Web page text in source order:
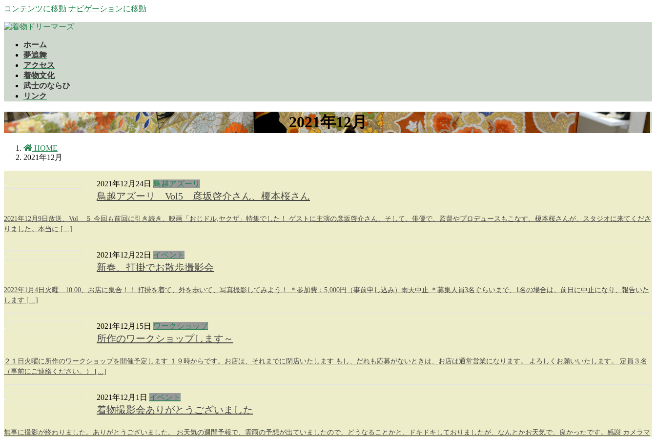
コンテンツに移動 ナビゲーションに移動
ホーム
夢追舞
アクセス
着物文化
武士のならひ
リンク
2021年12月
HOME
2021年12月
2021年12月24日 鳥越アズーリ
鳥越アズーリ Vol5 彦坂啓介さん、榎本桜さん
2021年12月9日放送、Vol ５ 今回も前回に引き続き、映画「おじドル,ヤクザ」特集でした！ ゲストに主演の彦坂啓介さん、そして、俳優で、監督やプロデュースもこなす、榎本桜さんが、スタジオに来てくださ
りました。本当に […]
2021年12月22日 イベント
新春、打掛でお散歩撮影会
2022年1月4日火曜 10:00、お店に集合！！ 打掛を着て、外を歩いて、写真撮影してみよう！ ＊参加費：5,000円（事前申し込み）雨天中止 ＊募集人員3名ぐらいまで、1名の場合は、前日に中止になり、報告いた
します […]
2021年12月15日 ワークショップ
所作のワークショップします～
２１日火曜に所作のワークショップを開催予定します １９時からです。お店は、それまでに閉店いたします もし、だれも応募がないときは、お店は通常営業になります。 よろしくお願いいたします。 定員３名
（事前にご連絡ください。） […]
2021年12月1日 イベント
着物撮影会ありがとうございました
無事に撮影が終わりました。ありがとうございました。 お天気の週間予報で、雲雨の予想が出ていましたので、どうなることかと、ドキドキしておりましたが、なんとかお天気で、良かったです。感謝 カメラマ